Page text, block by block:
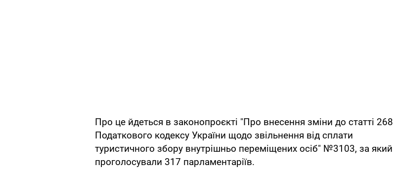
Про це йдеться в законопроєкті "Про внесення зміни до статті 268
Податкового кодексу України щодо звільнення від сплати
туристичного збору внутрішньо переміщених осіб" №3103, за який
проголосували 317 парламентаріїв.